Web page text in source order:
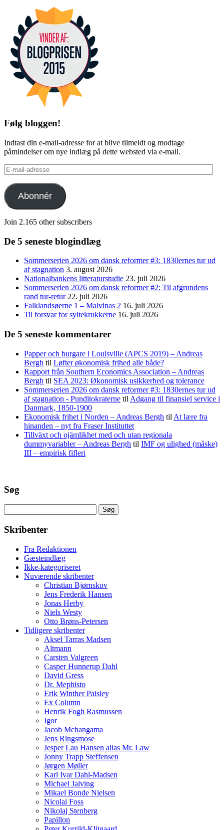
Følg bloggen!
Indtast din e-mail-adresse for at blive tilmeldt og modtage
påmindelser om nye indlæg på dette websted via e-mail.
E-
mail-
adresse
Abonnér
Join 2.165 other subscribers
De 5 seneste blogindlæg
Sommerserien 2026 om dansk reformer #3: 1830ernes tur ud
af stagnation 3. august 2026
Nationalbankens litteraturstudie 23. juli 2026
Sommerserien 2026 om dansk reformer #2: Til afgrundens
rand tur-retur 22. juli 2026
Falklandsøerne 1 – Malvinas 2 16. juli 2026
Til forsvar for syltekrukkerne 16. juli 2026
De 5 seneste kommentarer
Papper och burgare i Louisville (APCS 2019) – Andreas
Bergh til Løfter økonomisk frihed alle både?
Rapport från Southern Economics Association – Andreas
Bergh til SEA 2023: Økonomisk usikkerhed og tolerance
Sommerserien 2026 om dansk reformer #3: 1830ernes tur ud
af stagnation - Punditokraterne til Adgang til finansiel service i
Danmark, 1850-1900
Ekonomisk frihet i Norden – Andreas Bergh til At lære fra
hinanden – nyt fra Fraser Instituttet
Tillväxt och ojämlikhet med och utan regionala
dummyvariabler – Andreas Bergh til IMF og ulighed (måske)
III – empirisk fifleri
Søg
efter:
Skribenter
Fra Redaktionen
Gæsteindlæg
Ikke-kategoriseret
Nuværende skribenter
Christian Bjørnskov
Jens Frederik Hansen
Jonas Herby
Niels Westy
Otto Brøns-Petersen
Tidligere skribenter
Aksel Tarras Madsen
Altmann
Carsten Valgreen
Casper Hunnerup Dahl
David Gress
Dr. Mephisto
Erik Winther Paisley
Ex Column
Henrik Fogh Rasmussen
Igor
Jacob Mchangama
Jens Ringsmose
Jesper Lau Hansen alias Mr. Law
Jonny Trapp Steffensen
Jørgen Møller
Karl Ivar Dahl-Madsen
Michael Jalving
Mikael Bonde Nielsen
Nicolai Foss
Nikolaj Stenberg
Papillon